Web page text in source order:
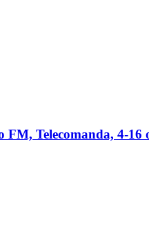
Telecomanda, 4-